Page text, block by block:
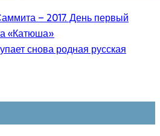
– 2017. День первый
«Катюша»
снова родная русская